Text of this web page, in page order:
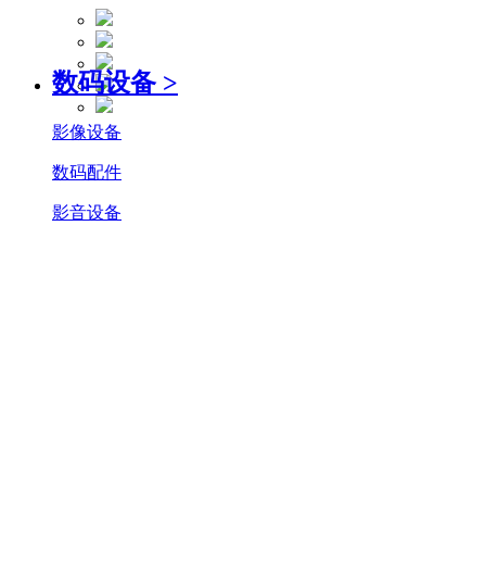
数码设备 >
影像设备
数码配件
影音设备